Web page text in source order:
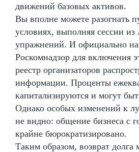
движений базовых активов.
Вы вполне можете разогнать
условиях, выполняя сессии из
упражнений. И официально
Роскомнадзор для включения
реестр организаторов
информации. Проценты
капитализируются и могут
Однако особых изменений к
не видно: общение бизнеса с
крайне бюрократизировано.
Таким образом, возврат долга